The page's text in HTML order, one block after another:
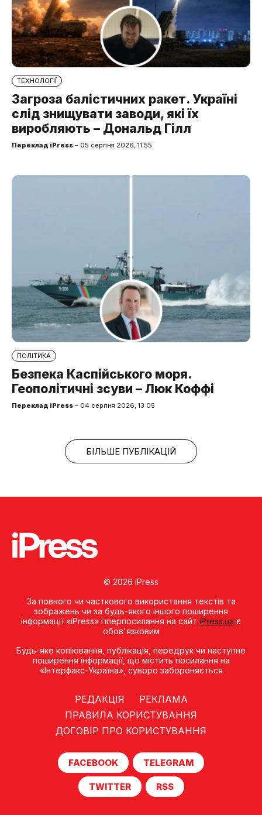
ТЕХНОЛОГІЇ
Загроза балістичних ракет. Україні
слід знищувати заводи, які їх
виробляють – Дональд Гілл
Переклад iPress – 05 серпня 2026, 11:55
ПОЛІТИКА
Безпека Каспійського моря.
Геополітичні зсуви – Люк Коффі
Переклад iPress – 04 серпня 2026, 13:05
БІЛЬШЕ ПУБЛІКАЦІЙ
© 2026 iPress
За повного чи часткового використання текстів та
зображень чи за будь-якого іншого поширення
інформації «iPress» гіперпосилання на сайт iPress.ua є
обов'язковим
Будь-яке копiювання, публiкацiя, передрук чи наступне
поширення iнформацiї, що мiстить посилання на
«Iнтерфакс-Україна», суворо забороняється
РЕДАКЦІЯ
РЕКЛАМА
ПРАВИЛА КОРИСТУВАННЯ
ДОГОВІР ПРО КОРИСТУВАННЯ
FACEBOOK TELEGRAM
TWITTER RSS